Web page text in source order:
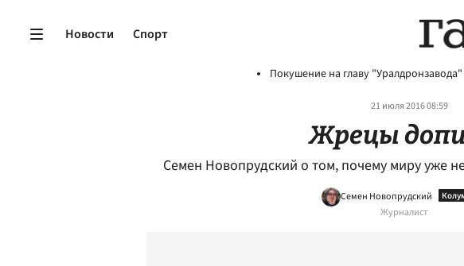
Новости Спорт
Покушение на главу "Уралдронзавода"
21 июля 2016 08:59
Жрецы
Семен Новопрудский о том, почему миру уже
Семен Новопрудский
Журналист